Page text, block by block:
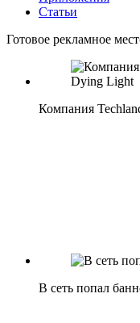
Статьи
Готовое рекламное
Компания
В сеть попал